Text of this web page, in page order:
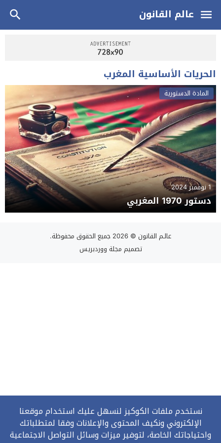
عالم القانون
الحريات الأساسية المغرب
المادة الدستورية
1 نوفمبر 2024
دستور 1970 المغربي
عالـم القانون © 2026 جميع الحقوق محفوظة.
تصميم مجلة ووردبريس
نستخدم ملفات الكوكيز لنسهل عليك استخدام موقعنا
الإلكتروني ونكيف المحتوى والإعلانات وفقا لمتطلباتك
واحتياجاتك الخاصة، لتوفير ميزات وسائل التواصل الاجتماعية